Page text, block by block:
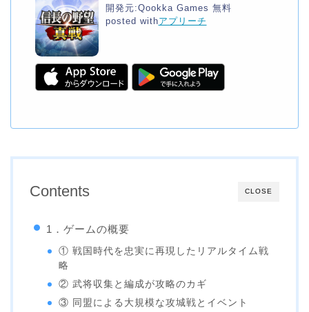
開発元:Qookka Games 無料
posted withアプリーチ
CLOSE
Contents
1．ゲームの概要
① 戦国時代を忠実に再現したリアルタイム戦
略
② 武将収集と編成が攻略のカギ
③ 同盟による大規模な攻城戦とイベント